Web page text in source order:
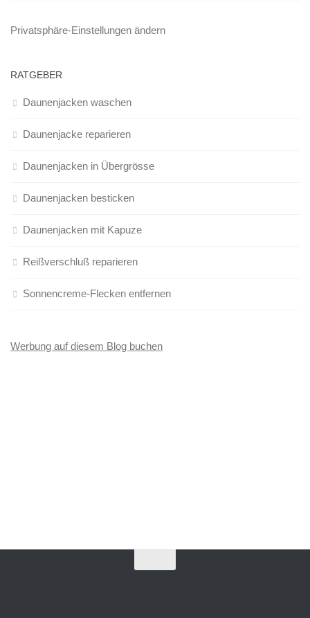
Privatsphäre-Einstellungen ändern
RATGEBER
Daunenjacken waschen
Daunenjacke reparieren
Daunenjacken in Übergrösse
Daunenjacken besticken
Daunenjacken mit Kapuze
Reißverschluß reparieren
Sonnencreme-Flecken entfernen
Werbung auf diesem Blog buchen